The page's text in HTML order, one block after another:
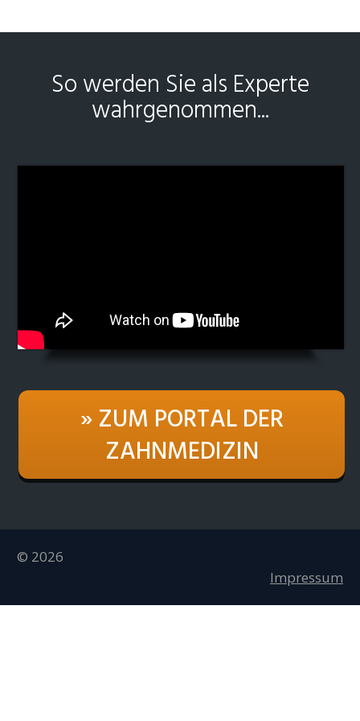
So werden Sie als Experte
wahrgenommen...
» ZUM PORTAL DER
ZAHNMEDIZIN
© 2026
Impressum